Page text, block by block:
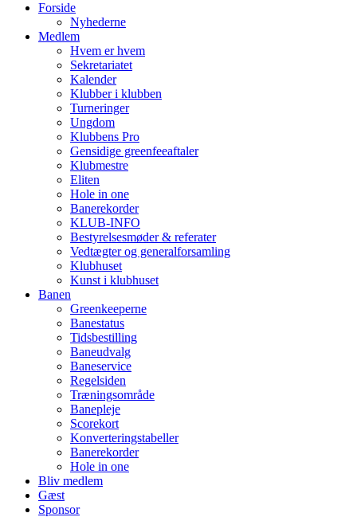
Forside
Nyhederne
Medlem
Hvem er hvem
Sekretariatet
Kalender
Klubber i klubben
Turneringer
Ungdom
Klubbens Pro
Gensidige greenfeeaftaler
Klubmestre
Eliten
Hole in one
Banerekorder
KLUB-INFO
Bestyrelsesmøder & referater
Vedtægter og generalforsamling
Klubhuset
Kunst i klubhuset
Banen
Greenkeeperne
Banestatus
Tidsbestilling
Baneudvalg
Baneservice
Regelsiden
Træningsområde
Banepleje
Scorekort
Konverteringstabeller
Banerekorder
Hole in one
Bliv medlem
Gæst
Sponsor